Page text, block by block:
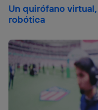
Un quirófano
robótica